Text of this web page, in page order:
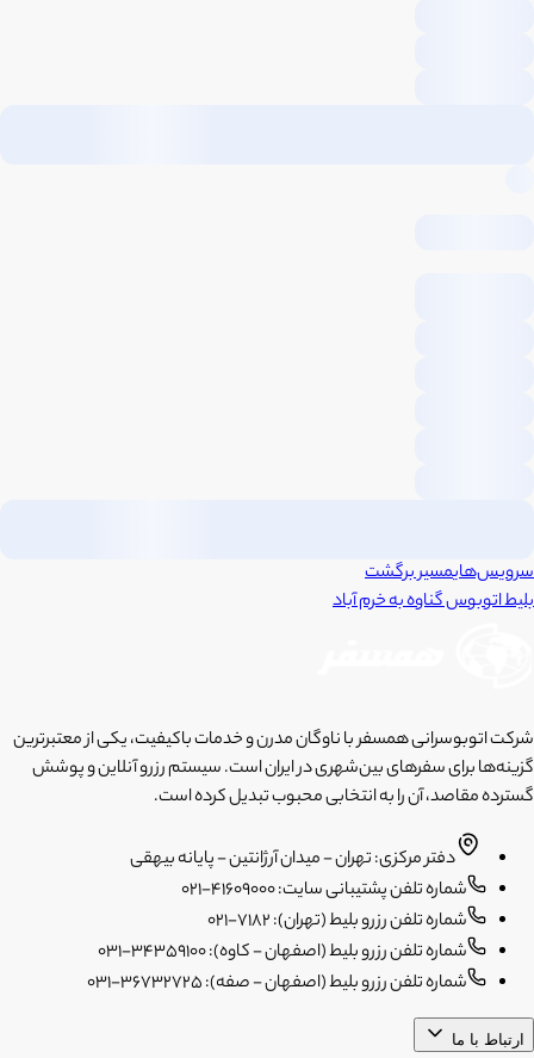
سرویس‌هایمسیر برگشت
بلیط اتوبوسگناوهبهخرم آباد
شرکت اتوبوسرانی همسفر با ناوگان مدرن و خدمات باکیفیت، یکی از معتبرترین
گزینه‌ها برای سفرهای بین‌شهری در ایران است. سیستم رزرو آنلاین و پوشش
گسترده مقاصد، آن را به انتخابی محبوب تبدیل کرده است.
دفتر مرکزی: تهران - میدان آرژانتین - پایانه بیهقی
شماره تلفن پشتیبانی سایت: 41609000-021
شماره تلفن رزرو بلیط (تهران): 7182-021
شماره تلفن رزرو بلیط (اصفهان - کاوه): 34359100-031
شماره تلفن رزرو بلیط (اصفهان - صفه): 36732725-031
ارتباط با ما